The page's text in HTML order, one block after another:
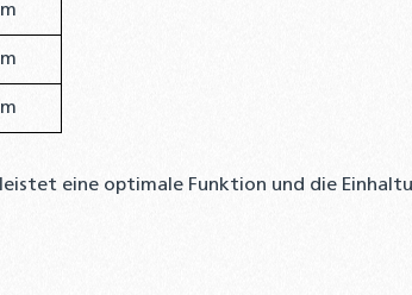
eine optimale Funktion und die